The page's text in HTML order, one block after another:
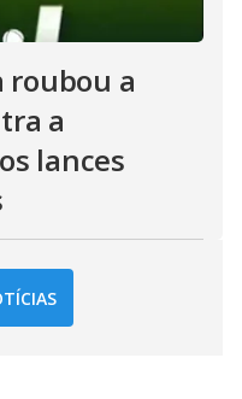
roubou a
a
lances